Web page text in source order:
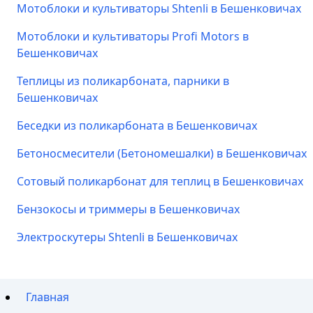
Мотоблоки и культиваторы Shtenli в Бешенковичах
Мотоблоки и культиваторы Profi Motors в
Бешенковичах
Теплицы из поликарбоната, парники в
Бешенковичах
Беседки из поликарбоната в Бешенковичах
Бетоносмесители (Бетономешалки) в Бешенковичах
Сотовый поликарбонат для теплиц в Бешенковичах
Бензокосы и триммеры в Бешенковичах
Электроскутеры Shtenli в Бешенковичах
Главная